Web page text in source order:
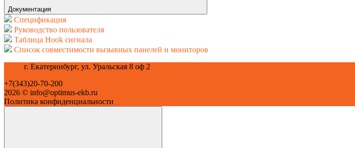
Документация
Спецификация
Руководство пользователя
Таблица Hook сигнала
Список совместимости вызывных панелей и мониторов
г. Екатеринбург, ул. Уральская 8 оф 2
+7(343)20-70-200
2026 © info@optimus-ekb.ru
Политика конфиденциальности